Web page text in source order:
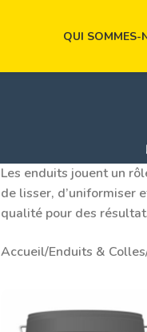
QUI SOMMES-
Les enduits jouent un
de lisser, d’uniformiser
qualité pour des
Accueil/Enduits & Colles